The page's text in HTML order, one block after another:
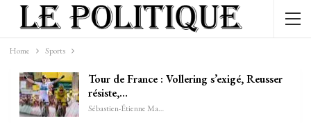
Home Sports
Tour de France : Vollering s’exigé, Reusser
résiste,…
Sébastien-Étienne Marechal